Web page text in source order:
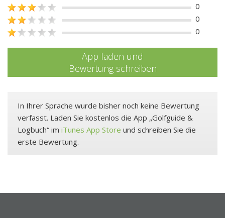
0
0
0
App laden und
Bewertung schreiben
In Ihrer Sprache wurde bisher noch keine Bewertung
verfasst. Laden Sie kostenlos die App „Golfguide &
Logbuch“ im iTunes App Store und schreiben Sie die
erste Bewertung.